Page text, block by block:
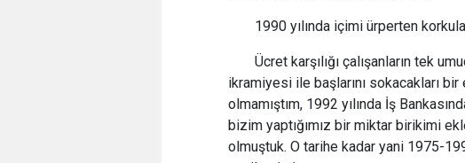
1990 yılında içimi ürperten
Ücret karşılığı çalışanların tek
ikramiyesi ile başlarını sokacakları
olmamıştım, 1992 yılında İş
bizim yaptığımız bir miktar birikimi
olmuştuk. O tarihe kadar yani 1975-